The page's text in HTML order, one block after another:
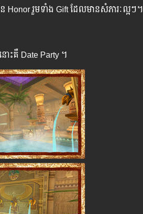
រួមទាំង Gift ដែលមានសំភារៈល្អៗ។
ោះគឺ​ Date Party ។